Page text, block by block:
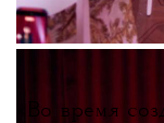
Во время